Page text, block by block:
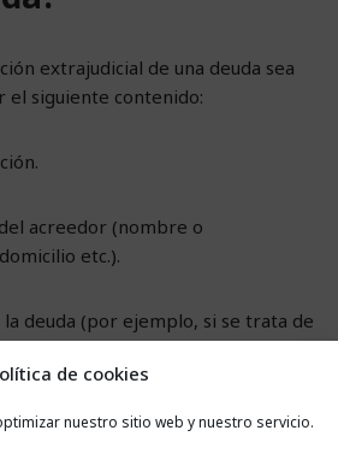
de cookies
nuestro sitio web y nuestro servicio.
extrajudicial de una deuda sea
siguiente contenido:
acreedor (nombre o
etc.).
deuda (por ejemplo, si se trata de
los datos de la misma y se